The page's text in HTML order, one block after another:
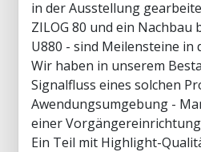
in der Ausstellung
ZILOG 80 und ein
U880 - sind Meilensteine in
Wir haben in unserem
Signalfluss eines solchen
Awendungsumgebung -
einer
Ein Teil mit Highlight-